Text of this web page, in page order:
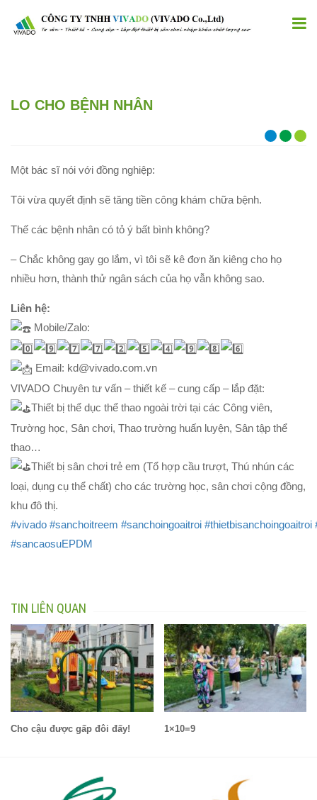
LO CHO BỆNH NHÂN
Một bác sĩ nói với đồng nghiệp:
Tôi vừa quyết định sẽ tăng tiền công khám chữa bệnh.
Thế các bệnh nhân có tỏ ý bất bình không?
– Chắc không gay go lắm, vì tôi sẽ kê đơn ăn kiêng cho họ
nhiều hơn, thành thử ngân sách của họ vẫn không sao.
Liên hệ:
Mobile/Zalo:
Email: kd@vivado.com.vn
VIVADO Chuyên tư vấn – thiết kế – cung cấp – lắp đặt:
Thiết bị thể dục thể thao ngoài trời tại các Công viên,
Trường học, Sân chơi, Thao trường huấn luyện, Sân tập thể
thao…
Thiết bị sân chơi trẻ em (Tổ hợp cầu trượt, Thú nhún các
loại, dụng cụ thể chất) cho các trường học, sân chơi cộng đồng,
khu đô thị.
#vivado #sanchoitreem #sanchoingoaitroi #thietbisanchoingoaitroi
#sancaosuEPDM
TIN LIÊN QUAN
Cho cậu được gấp đôi đấy! 1×10=9